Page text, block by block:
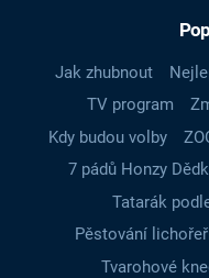
Jak zhubnout
TV program
Kdy budou volby
7 pádů Honzy
Tatarák
Pěstování
Tvarohové